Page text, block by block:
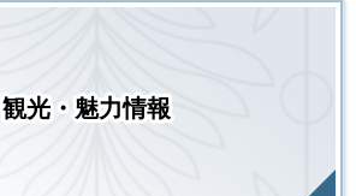
観光・魅力情報